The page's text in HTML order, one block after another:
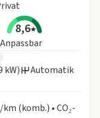
8,6
Anpassbar
kW)
Automatik
(komb.) • CO₂-